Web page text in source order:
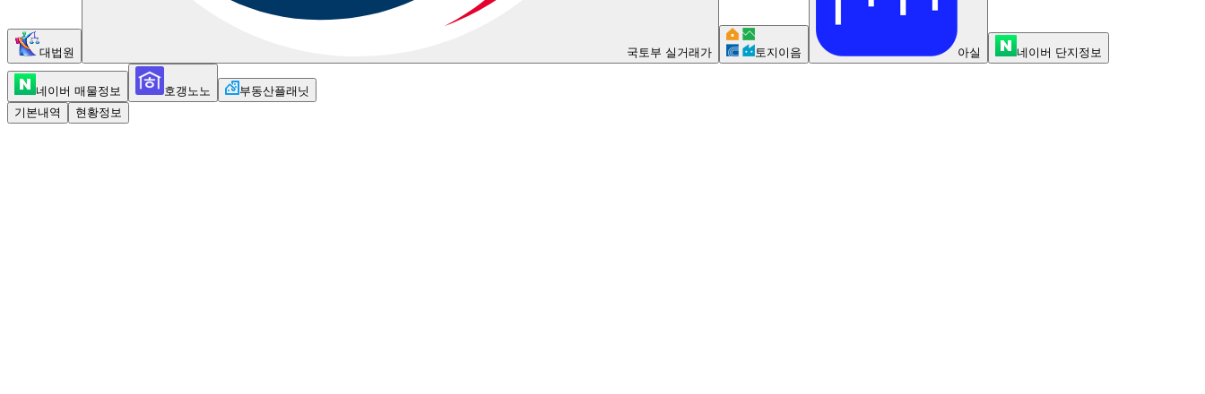
대법원 국토부 실거래가 토지이음 아실 네이버 단지정보
네이버 매물정보 호갱노노
부동산플래닛
기본내역
현황정보